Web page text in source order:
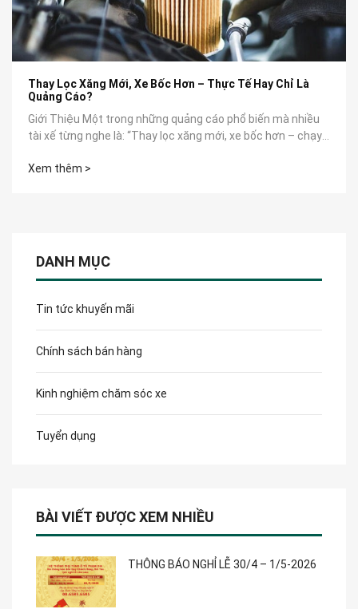
DANH MỤC
Tin tức khuyến mãi
Chính sách bán hàng
Kinh nghiệm chăm sóc xe
Tuyển dụng
BÀI VIẾT ĐƯỢC XEM NHIỀU
THÔNG BÁO NGHỈ LỄ 30/4 – 1/5-2026
Thay Lọc Xăng Mới, Xe Bốc Hơn – Thực Tế Hay Chỉ Là
Quảng Cáo?
Giới Thiệu Một trong những quảng cáo phổ biến mà nhiều
tài xế từng nghe là: “Thay lọc xăng mới, xe bốc hơn – chạy
Xem thêm >